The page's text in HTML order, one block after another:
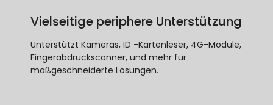
Vielseitige periphere Unterstützung
Unterstützt Kameras, ID -Kartenleser, 4G-Module,
Fingerabdruckscanner, und mehr für
maßgeschneiderte Lösungen.